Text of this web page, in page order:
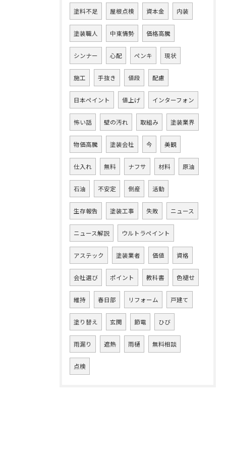
塗料不足 屋根点検 資本金 内装
塗装職人 中東情勢 価格高騰
シンナー 心配 ペンキ 現状
施工 手抜き 値段 配慮
日本ペイント 値上げ インターフォン
怖い話 壁の汚れ 取組み 塗装業界
物価高騰 塗装会社 今 美観
仕入れ 無料 ナフサ 材料 原油
石油 不安定 倒産 活動
生存報告 塗装工事 失敗 ニュース
ニュース解説 ウルトラペイント
アステック 塗装業者 価値 資格
会社選び ポイント 教科書 色褪せ
維持 春日部 リフォーム 戸建て
塗り替え 玄関 節電 ひび
雨漏り 遮熱 雨樋 無料相談
点検